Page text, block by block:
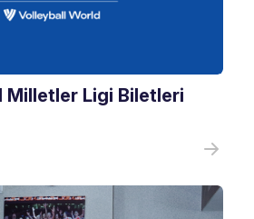
Milletler Ligi Biletleri